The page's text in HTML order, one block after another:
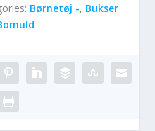
Børnetøj -, Bukser